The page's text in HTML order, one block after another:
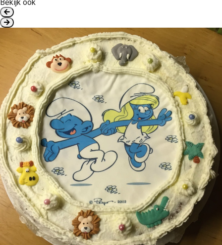
Bekijk ook